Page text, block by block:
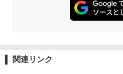
関連リンク